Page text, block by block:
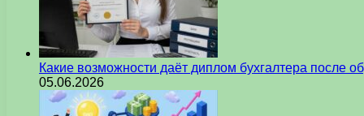
Какие возможности даёт диплом бухгалтера после
05.06.2026